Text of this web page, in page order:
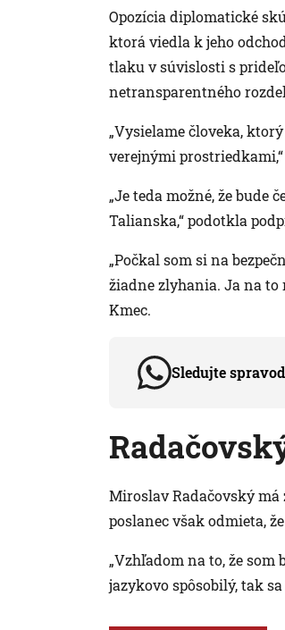
Opozícia diplomatické
ktorá viedla k jeho
tlaku v súvislosti s
netransparentného
„Vysielame človeka,
verejnými
„Je teda možné, že bude
Talianska,“ podotkla
„Počkal som si na
žiadne zlyhania. Ja na to
Kmec.
Sledujte
Miroslav Radačovský má
poslanec však odmieta,
„Vzhľadom na to, že
jazykovo spôsobilý, tak